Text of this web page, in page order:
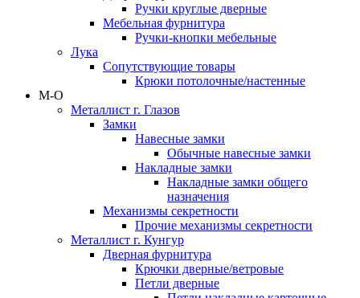
Ручки круглые дверные
Мебельная фурнитура
Ручки-кнопки мебельные
Лука
Сопутствующие товары
Крюки потолочные/настенные
М-О
Металлист г. Глазов
Замки
Навесные замки
Обычные навесные замки
Накладные замки
Накладные замки общего
назначения
Механизмы секретности
Прочие механизмы секретности
Металлист г. Кунгур
Дверная фурнитура
Крючки дверные/ветровые
Петли дверные